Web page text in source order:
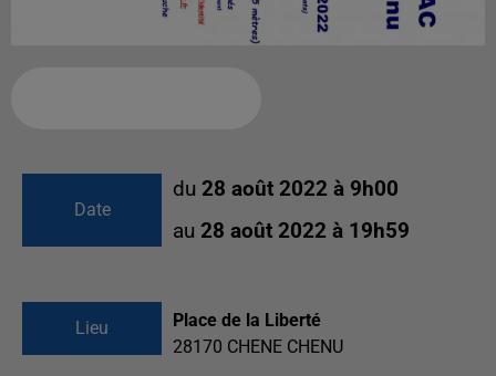
Date
du 28 août 2022 à 9h00
au 28 août 2022 à 19h59
Lieu
Place de la Liberté
28170 CHENE CHENU